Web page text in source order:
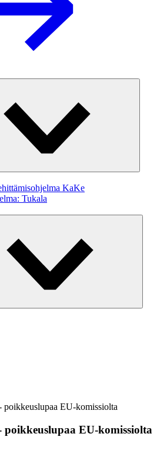
KaKe
Tukala
EU-komissiolta
EU-komissiolta